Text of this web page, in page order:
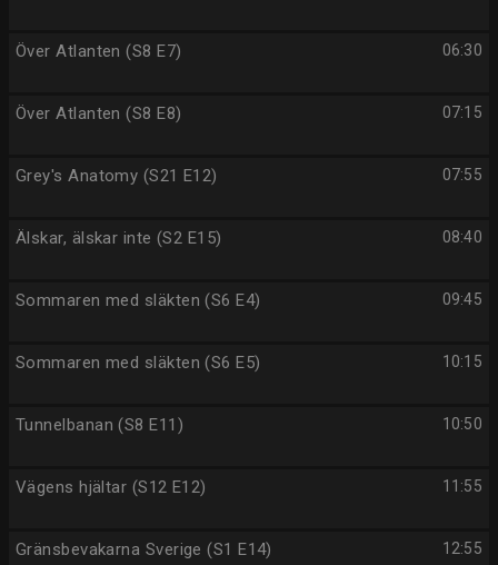
06:30
Över Atlanten (S8 E7)
07:15
Över Atlanten (S8 E8)
07:55
Grey's Anatomy (S21 E12)
08:40
Älskar, älskar inte (S2 E15)
09:45
Sommaren med släkten (S6 E4)
10:15
Sommaren med släkten (S6 E5)
10:50
Tunnelbanan (S8 E11)
11:55
Vägens hjältar (S12 E12)
12:55
Gränsbevakarna Sverige (S1 E14)